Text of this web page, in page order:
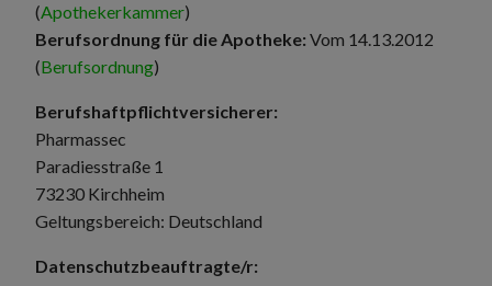
(Apothekerkammer)
Berufsordnung für die Apotheke: Vom 14.13.2012
(Berufsordnung)
Berufshaftpflichtversicherer:
Pharmassec
Paradiesstraße 1
73230 Kirchheim
Geltungsbereich: Deutschland
Datenschutzbeauftragte/r: